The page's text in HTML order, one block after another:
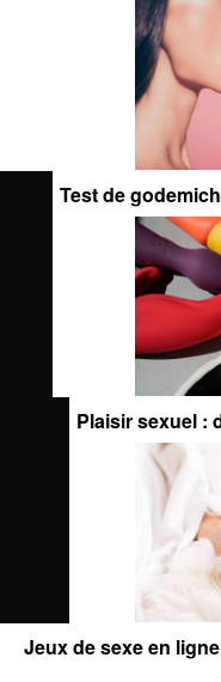
Test de
Plaisir sexuel :
Jeux de sexe en